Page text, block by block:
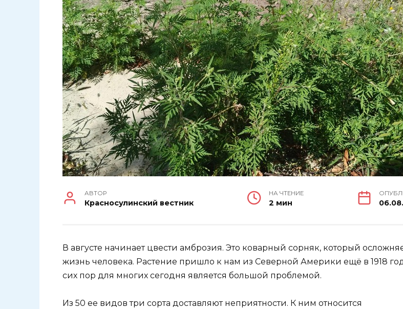
АВТОР
Красносулинский вестник
НА ЧТЕНИЕ
2 мин
В августе начинает цвести амброзия. Это коварный сорняк, который
жизнь человека. Растение пришло к нам из Северной Америки ещё в 1918
сих пор для многих сегодня является большой проблемой.
Из 50 ее видов три сорта доставляют неприятности. К ним относится